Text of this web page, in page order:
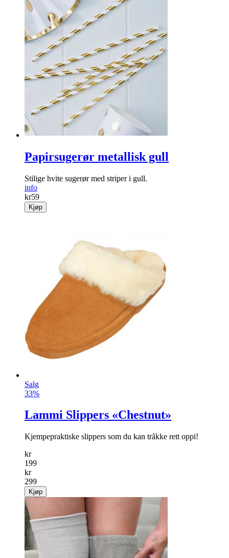
Chevron vimpelrekke
Stilig Chevron-vimpelrekke.
info
Papirsugerør metallisk gull
Stilige hvite sugerør med striper i gull.
info
kr
Kjøp
Salg
33%
Lammi Slippers «Chestnut»